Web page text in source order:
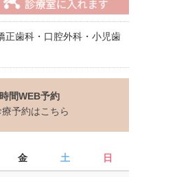
正歯科・口腔外科・小児歯
間WEB予約
予約はこちら
金 土 日